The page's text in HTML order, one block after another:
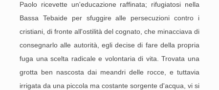
Paolo ricevette un'educazione raffinata; rifugiatosi nella
Bassa Tebaide per sfuggire alle persecuzioni contro i
cristiani, di fronte all'ostilità del cognato, che minacciava di
consegnarlo alle autorità, egli decise di fare della propria
fuga una scelta radicale e volontaria di vita. Trovata una
grotta ben nascosta dai meandri delle rocce, e tuttavia
irrigata da una piccola ma costante sorgente d'acqua, vi si